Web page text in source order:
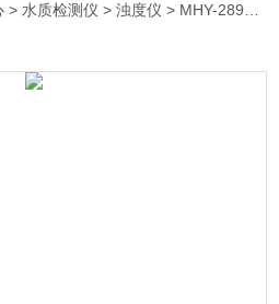
> 水质检测仪 >浊度仪 > MHY-28940便携式智能浊度仪